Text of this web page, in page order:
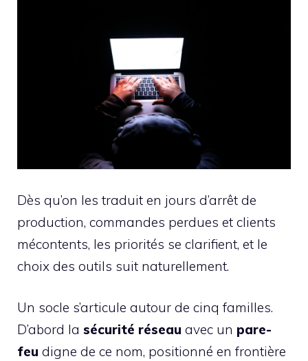
Dès qu’on les traduit en jours d’arrêt de
production, commandes perdues et clients
mécontents, les priorités se clarifient, et le
choix des outils suit naturellement.
Un socle s’articule autour de cinq familles.
D’abord la sécurité réseau avec un pare-
feu digne de ce nom, positionné en frontière